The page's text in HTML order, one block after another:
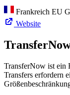
Frankreich EU
Website
TransferNow ist ein
Transfers erfordern